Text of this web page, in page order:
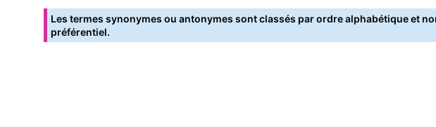
Les termes synonymes ou antonymes sont classés par ordre alphabétique et
préférentiel.